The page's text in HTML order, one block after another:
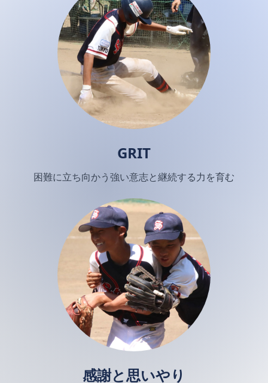
GRIT
困難に立ち向かう強い意志と継続する力を育む
感謝と思いやり